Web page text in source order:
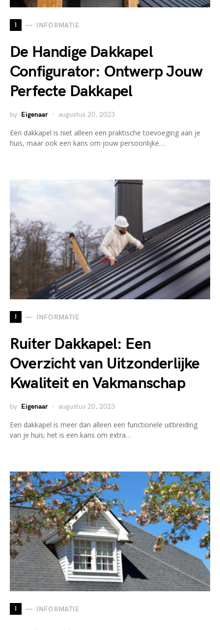
I INFORMATIE
De Handige Dakkapel
Configurator: Ontwerp Jouw
Perfecte Dakkapel
by Eigenaar augustus 20, 2023
Een dakkapel is niet alleen een praktische toevoeging aan je
huis, maar ook een kans om jouw persoonlijke…
I INFORMATIE
Ruiter Dakkapel: Een
Overzicht van Uitzonderlijke
Kwaliteit en Vakmanschap
by Eigenaar augustus 20, 2023
Een dakkapel is meer dan alleen een functionele uitbreiding
van je huis; het is een kans om extra…
I INFORMATIE